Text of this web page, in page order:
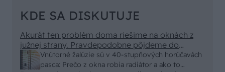
KDE SA DISKUTUJE
Vnútorné žalúzie sú v 40-stupňových horúčavách
pasca: Prečo z okna robia radiátor a ako to
Akurát ten problém doma riešime na oknách z
južnej strany. Pravdepodobne pôjdeme do
vonkajšieho tienenia na spôsob markízy
250x150cm. Čínsky predajcovia idú okolo 100